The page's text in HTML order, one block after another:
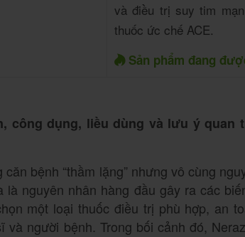
và điều trị suy tim
thuốc ức chế ACE.
Sản phẩm đang
công dụng, liều dùng và lưu ý
bệnh “thầm lặng” nhưng vô cùng
nguyên nhân hàng đầu gây ra các
một loại thuốc điều trị phù hợp, an
và người bệnh. Trong bối cảnh đó,